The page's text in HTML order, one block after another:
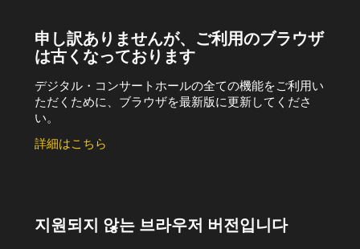
申し訳ありませんが、ご利用のブラウザ
は古くなっております
デジタル・コンサートホールの全ての機能をご利用い
ただくために、ブラウザを最新版に更新してくださ
い。
詳細はこちら
지원되지 않는 브라우저 버전입니다